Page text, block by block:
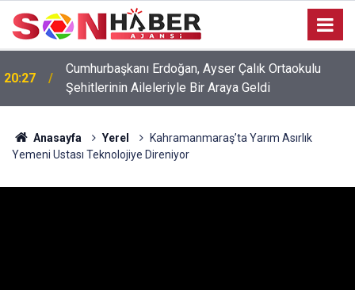
20:17 Ağustos Fuarı’nda Unutulmaz Dedublüman Gecesi
Anasayfa Yerel
Kahramanmaraş’ta Yarım Asırlık
Yemeni Ustası Teknolojiye Direniyor